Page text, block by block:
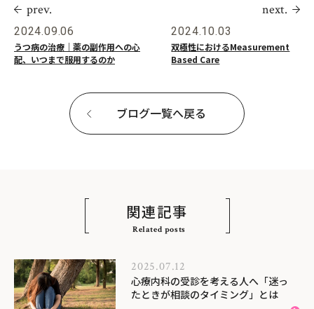
prev.
2024.09.06
うつ病の治療｜薬の副作用への心
配、いつまで服用するのか
next.
2024.10.03
双極性におけるMeasurement
Based Care
ブログ一覧へ戻る
関連記事
Related posts
2025.07.12
心療内科の受診を考える人へ「迷っ
たときが相談のタイミング」とは